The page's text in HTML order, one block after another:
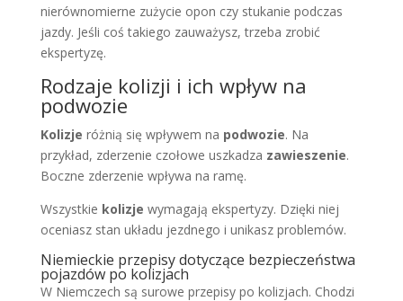
nierównomierne zużycie opon czy stukanie podczas
jazdy. Jeśli coś takiego zauważysz, trzeba zrobić
ekspertyzę.
Rodzaje kolizji i ich wpływ na
podwozie
Kolizje różnią się wpływem na podwozie. Na
przykład, zderzenie czołowe uszkadza zawieszenie.
Boczne zderzenie wpływa na ramę.
Wszystkie kolizje wymagają ekspertyzy. Dzięki niej
oceniasz stan układu jezdnego i unikasz problemów.
Niemieckie przepisy dotyczące bezpieczeństwa
pojazdów po kolizjach
W Niemczech są surowe przepisy po kolizjach. Chodzi